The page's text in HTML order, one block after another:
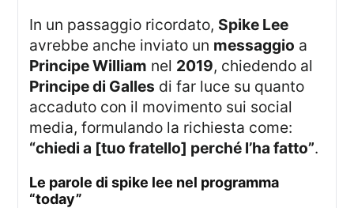
In un passaggio ricordato, Spike Lee
avrebbe anche inviato un messaggio a
Principe William nel 2019, chiedendo al
Principe di Galles di far luce su quanto
accaduto con il movimento sui social
media, formulando la richiesta come:
“chiedi a [tuo fratello] perché l’ha fatto”.
le parole di spike lee nel programma
“today”